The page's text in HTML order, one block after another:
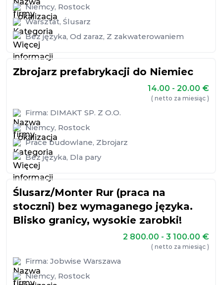
Niemcy, Rostock
Warsztat, Ślusarz
Bez języka, Od zaraz, Z zakwaterowaniem
Zbrojarz prefabrykacji do Niemiec
14.00 - 20.00 €
( netto za miesiąc )
Firma: DIMAKT SP. Z O.O.
Niemcy, Rostock
Prace budowlane, Zbrojarz
Bez języka, Dla pary
Ślusarz/Monter Rur (praca na
stoczni) bez wymaganego języka.
Blisko granicy, wysokie zarobki!
2 800.00 - 3 100.00 €
( netto za miesiąc )
Firma: Jobwise Warszawa
Niemcy, Rostock